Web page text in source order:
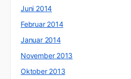
Juni 2014
Februar 2014
Januar 2014
November 2013
Oktober 2013